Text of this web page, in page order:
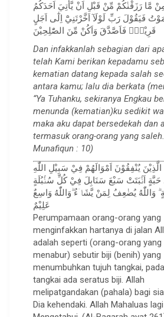
مِنْ مَّا رَزَقْنٰكُمْ مِّنْ قَبْلِ اَنْ يَّأْتِيَ اَحَدَكُمُ
فَيَقُوْلَ رَبِّ لَوْلَآ اَخَّرْتَنِيْٓ اِلٰٓى اَجَلٍ
قَرِيْبٍۚ فَاَصَّدَّقَ وَاَكُنْ مِّنَ الصّٰلِحِيْنَ
Dan infakkanlah sebagian dari
telah Kami berikan kepadamu
kematian datang kepada salah
antara kamu; lalu dia berkata
“Ya Tuhanku, sekiranya Engkau
menunda (kematian)ku sedikit
maka aku dapat bersedekah dan
termasuk orang-orang yang
Munafiqun : 10)
يُنْفِقُوْنَ اَمْوَالَهُمْ فِيْ سَبِيْلِ اللّٰهِ
حَبَّةٍ اَنْۢبَتَتْ سَبْعَ سَنَابِلَ فِيْ كُلِّ سُنْۢبُلَةٍ
وَاللّٰهُ يُضٰعِفُ لِمَنْ يَّشَاۤءُ ۗوَاللّٰهُ وَاسِعٌ
عَلِيْمٌ
Perumpamaan orang-orang yang
menginfakkan hartanya di jalan
adalah seperti (orang-orang yang
menabur) sebutir biji (benih) yang
menumbuhkan tujuh tangkai,
tangkai ada seratus biji. Allah
melipatgandakan (pahala) bagi
Dia kehendaki. Allah Mahaluas